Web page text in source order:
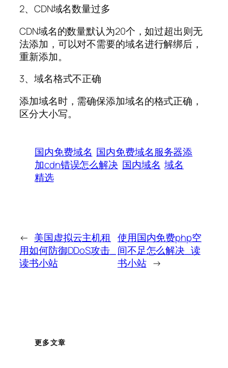
2、CDN域名数量过多
CDN域名的数量默认为20个，如过超出则无
法添加，可以对不需要的域名进行解绑后，
重新添加。
3、域名格式不正确
添加域名时，需确保添加域名的格式正确，
区分大小写。
国内免费域名 国内免费域名服务器添
加cdn错误怎么解决 国内域名 域名
精选
← 美国虚拟云主机租
用如何防御DDoS攻击_
读书小站
使用国内免费php空
间不足怎么解决_读
书小站 →
更多文章